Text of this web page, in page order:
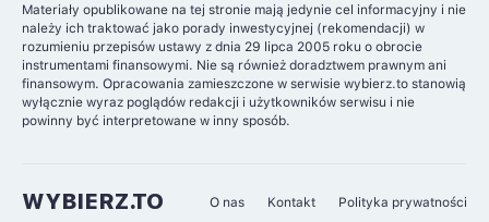
Materiały opublikowane na tej stronie mają jedynie cel informacyjny i nie
należy ich traktować jako porady inwestycyjnej (rekomendacji) w
rozumieniu przepisów ustawy z dnia 29 lipca 2005 roku o obrocie
instrumentami finansowymi. Nie są również doradztwem prawnym ani
finansowym. Opracowania zamieszczone w serwisie wybierz.to stanowią
wyłącznie wyraz poglądów redakcji i użytkowników serwisu i nie
powinny być interpretowane w inny sposób.
WYBIERZ.TO O nas Kontakt Polityka prywatności